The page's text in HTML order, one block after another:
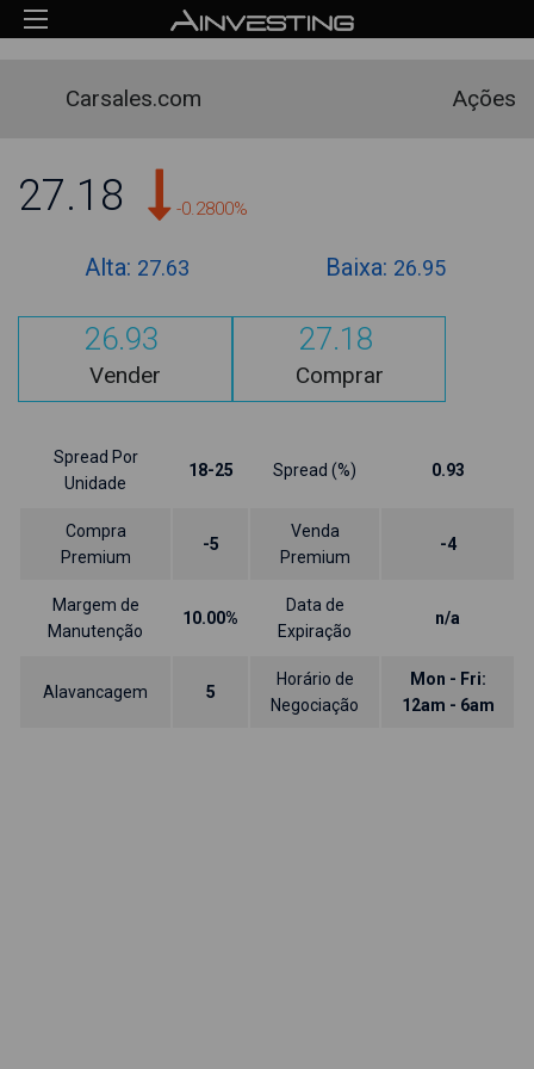
Carsales.com Ações
27.18 -0.2800%
Alta: 27.63 Baixa: 26.95
26.93
Vender
27.18
Comprar
Spread Por
Unidade
18-25 Spread (%) 0.93
Compra
Premium
-5
Venda
Premium
-4
Margem de
Manutenção
10.00%
Data de
Expiração
n/a
Alavancagem 5
Horário de
Negociação
Mon - Fri:
12am - 6am